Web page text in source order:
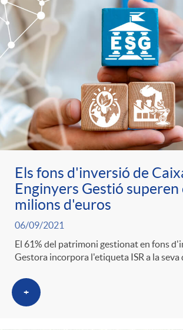
Els fons d'inversió de
Enginyers Gestió superen
milions d'euros
06/09/2021
El 61% del patrimoni gestionat en fons
Gestora incorpora l'etiqueta ISR a la
+